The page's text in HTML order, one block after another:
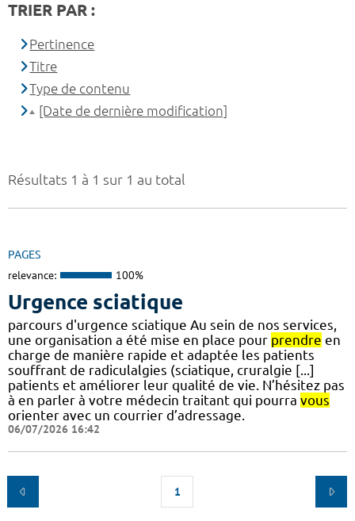
Résultats 1 à 1 sur 1 au total
PAGES
relevance: 100%
Urgence sciatique
parcours d'urgence sciatique Au sein de nos services,
une organisation a été mise en place pour prendre en
charge de manière rapide et adaptée les patients
souffrant de radiculalgies (sciatique, cruralgie [...]
patients et améliorer leur qualité de vie. N’hésitez pas
à en parler à votre médecin traitant qui pourra vous
orienter avec un courrier d’adressage.
06/07/2026 16:42
1
TRIER PAR :
Pertinence
Titre
Type de contenu
[Date de dernière modification]